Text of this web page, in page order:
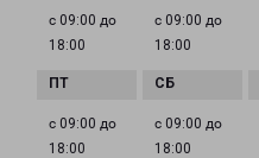
с 09:00 до
18:00
с 09:00 до
18:00
с 09:00 до
18:00
с 09:00 до
18:00